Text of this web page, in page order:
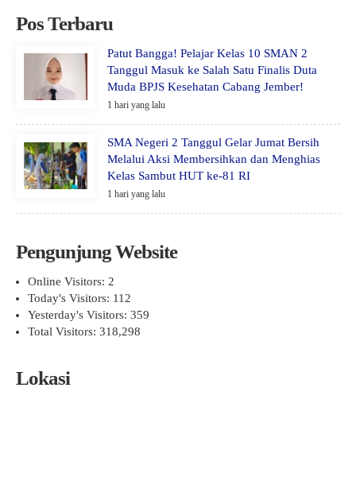
Pos Terbaru
Patut Bangga! Pelajar Kelas 10 SMAN 2
Tanggul Masuk ke Salah Satu Finalis Duta
Muda BPJS Kesehatan Cabang Jember!
1 hari yang lalu
SMA Negeri 2 Tanggul Gelar Jumat Bersih
Melalui Aksi Membersihkan dan Menghias
Kelas Sambut HUT ke-81 RI
1 hari yang lalu
Pengunjung Website
Online Visitors: 2
Today's Visitors: 112
Yesterday's Visitors: 359
Total Visitors: 318,298
Lokasi